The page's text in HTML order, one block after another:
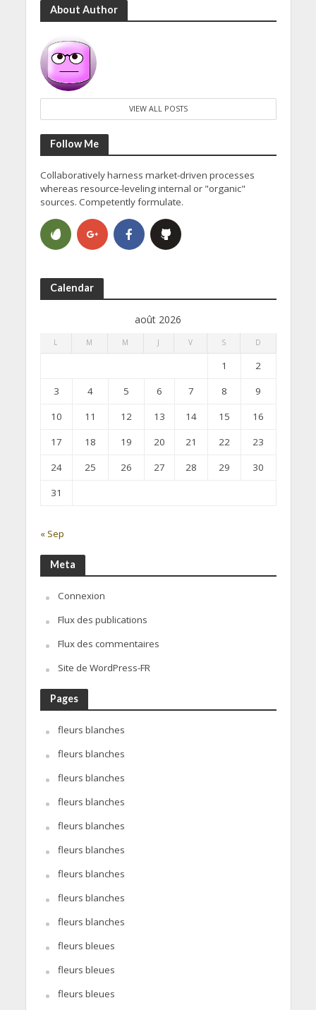
About Author
VIEW ALL POSTS
Follow Me
Collaboratively harness market-driven processes
whereas resource-leveling internal or "organic"
sources. Competently formulate.
Calendar
août 2026
L M M J V S D
1
2
3
4 5 6 7 8
9
10
11 12 13 14 15
16
17
18 19 20 21 22
23
24
25 26 27 28 29
30
31
« Sep
Meta
Connexion
Flux des publications
Flux des commentaires
Site de WordPress-FR
Pages
fleurs blanches
fleurs blanches
fleurs blanches
fleurs blanches
fleurs blanches
fleurs blanches
fleurs blanches
fleurs blanches
fleurs blanches
fleurs bleues
fleurs bleues
fleurs bleues